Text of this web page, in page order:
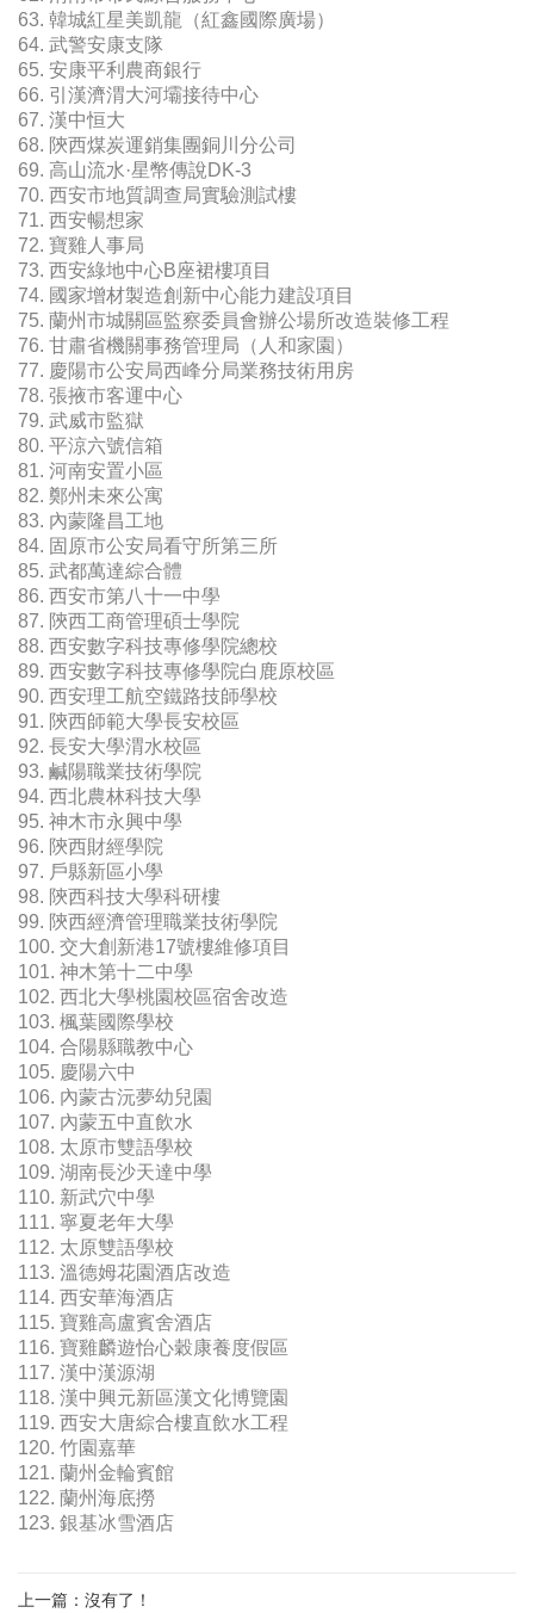
63. 韓城紅星美凱龍（紅鑫國際廣場）
64. 武警安康支隊
65. 安康平利農商銀行
66. 引漢濟渭大河壩接待中心
67. 漢中恒大
68. 陝西煤炭運銷集團銅川分公司
69. 高山流水·星幣傳說DK-3
70. 西安市地質調查局實驗測試樓
71. 西安暢想家
72. 寶雞人事局
73. 西安綠地中心B座裙樓項目
74. 國家增材製造創新中心能力建設項目
75. 蘭州市城關區監察委員會辦公場所改造裝修工程
76. 甘肅省機關事務管理局（人和家園）
77. 慶陽市公安局西峰分局業務技術用房
78. 張掖市客運中心
79. 武威市監獄
80. 平涼六號信箱
81. 河南安置小區
82. 鄭州未來公寓
83. 內蒙隆昌工地
84. 固原市公安局看守所第三所
85. 武都萬達綜合體
86. 西安市第八十一中學
87. 陝西工商管理碩士學院
88. 西安數字科技專修學院總校
89. 西安數字科技專修學院白鹿原校區
90. 西安理工航空鐵路技師學校
91. 陝西師範大學長安校區
92. 長安大學渭水校區
93. 鹹陽職業技術學院
94. 西北農林科技大學
95. 神木市永興中學
96. 陝西財經學院
97. 戶縣新區小學
98. 陝西科技大學科研樓
99. 陝西經濟管理職業技術學院
100. 交大創新港17號樓維修項目
101. 神木第十二中學
102. 西北大學桃園校區宿舍改造
103. 楓葉國際學校
104. 合陽縣職教中心
105. 慶陽六中
106. 內蒙古沅夢幼兒園
107. 內蒙五中直飲水
108. 太原市雙語學校
109. 湖南長沙天達中學
110. 新武穴中學
111. 寧夏老年大學
112. 太原雙語學校
113. 溫德姆花園酒店改造
114. 西安華海酒店
115. 寶雞高盧賓舍酒店
116. 寶雞麟遊怡心穀康養度假區
117. 漢中漢源湖
118. 漢中興元新區漢文化博覽園
119. 西安大唐綜合樓直飲水工程
120. 竹園嘉華
121. 蘭州金輪賓館
122. 蘭州海底撈
123. 銀基冰雪酒店
上一篇：沒有了！